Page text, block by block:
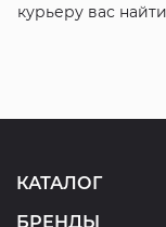
курьеру вас
КАТАЛОГ
БРЕНДЫ